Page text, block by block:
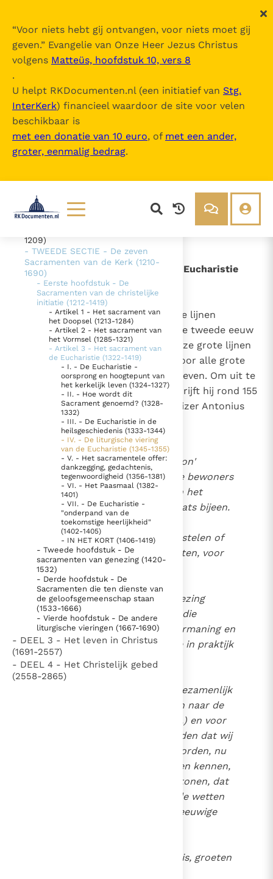
“Voor niets hebt gij ontvangen, voor niets moet gij
geven.” Evangelie van Onze Heer Jezus Christus
volgens Matteüs, hoofdstuk 10, vers 8
.
U helpt RKDocumenten.nl (een initiatief van Stg.
InterKerk) financieel waardoor de site voor velen
beschikbaar is
met een donatie van 10 euro, of met een ander,
groter, eenmalig bedrag.
Lezen
Documenten
Bijbel
Thema’s
Berichten
Denzinger
Over ons
Over RK Documenten
Meedoen
Doneren
Nieuwsbrief
Gebruiksvoorwaarden
Nieuwste Documenten
5. Het gebed van de Kerk
In Christus wordt onze honger vervuld
Leer de kostbare parel van Gods koninkrijk te
Gods Koninkrijk groeit stilletjes door liefde, niet door
De mystiek. De mystieke verschijnselen en de
Het Vaticaan publiceert een nieuwe Latijnse uitgave
van het Romeins martyrologium
Vaticaanse financiële waakhond verliest autonomie
Paus spreekt het Wereldvoedselprogramma toe
Paus Leo XIV in Pavia: "De stad is zowel een gave als
een taak"
Paus in Pavia: St. Augustinus toont ons de noodzaak om
"naar het innerlijk" toe te keren.
RK Documenten stelt heel veel belangrijke
kerkelijke documenten van de Rooms
Katholieke Kerk in het Nederlands beschikbaar
en is volledig afhankelijk van donaties.
Catechismus van de Katholieke Kerk
Inhoudsopgave
uitklappen
- Intro
1065)
- DEEL 2 - De viering van het
Christusmysterie (1066-1690)
- EERSTE SECTIE - Het
1209)
- TWEEDE SECTIE - De zeven
Sacramenten van de Kerk (1210-
1690)
- Eerste hoofdstuk - De
Sacramenten van de christelijke
initiatie (1212-1419)
- Artikel 1 - Het sacrament van
het Doopsel (1213-1284)
- Artikel 2 - Het sacrament van
het Vormsel (1285-1321)
- Artikel 3 - Het sacrament van
de Eucharistie (1322-1419)
- I. - De Eucharistie -
oorsprong en hoogtepunt van
het kerkelijk leven (1324-1327)
- II. - Hoe wordt dit
Sacrament genoemd? (1328-
1332)
- III. - De Eucharistie in de
heilsgeschiedenis (1333-1344)
- IV. - De liturgische viering
van de Eucharistie (1345-1355)
- V. - Het sacramentele offer:
dankzegging, gedachtenis,
tegenwoordigheid (1356-1381)
- VI. - Het Paasmaal (1382-
1401)
- VII. - De Eucharistie -
"onderpand van de
toekomstige heerlijkheid"
(1402-1405)
- IN HET KORT (1406-1419)
- Tweede hoofdstuk - De
sacramenten van genezing (1420-
1532)
- Derde hoofdstuk - De
Sacramenten die ten dienste van
de geloofsgemeenschap staan
(1533-1666)
- Vierde hoofdstuk - De andere
liturgische vieringen (1667-1690)
- DEEL 3 - Het leven in Christus
(1691-2557)
- DEEL 4 - Het Christelijk gebed
(2558-2865)
- IV. - De liturgische viering van de Eucharistie
(1345-1355)
De Mis van alle eeuwen
Hoe de Eucharistieviering in grote lijnen
verloopt, daarover getuigt al in de tweede eeuw
de heilige martelaar Justinus. Deze grote lijnen
zijn tot op de dag van vandaag voor alle grote
liturgische families dezelfde gebleven. Om uit te
leggen wat de christen doen, schrijft hij rond 155
het volgende aan de heidense keizer Antonius
Pius (138-161):
Op de dag die 'dag van de zon'
genoemd wordt, komen alle bewoners
zowel van de steden als van het
platteland op eenzelfde plaats bijeen.
Er wordt gelezen uit de
gedenkschriften van de apostelen of
de geschriften van de profeten, voor
zover de tijd het toelaat.
Wanneer dan de lector de lezing
beëindigd heeft, spreekt hij die
voorgaat, een woord van vermaning en
aansporing om al dat goede in praktijk
te brengen.
Vervolgens staan wij allen gezamenlijk
op en zenden onze gebeden naar de
; voor onszelf (...) en voor
allen die elders zijn. Wij bidden dat wij
waardig bevonden zullen worden, nu
wij de waarheid hebben leren kennen,
door onze goede daden te tonen, dat
wij goede burgers zijn, die de wetten
gehoorzamen en wij zo de eeuwige
Nadat het gebed beëindigd is, groeten